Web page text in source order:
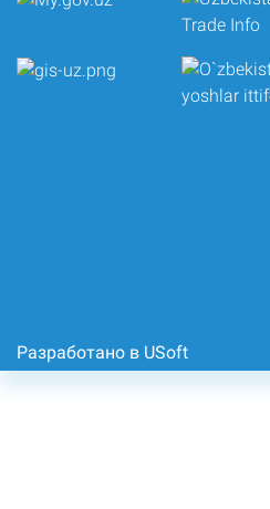
Разработано в USoft